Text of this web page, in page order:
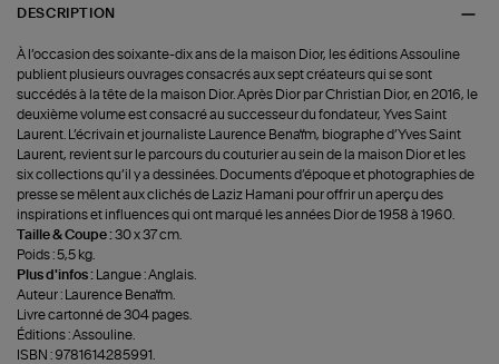
DESCRIPTION
À l’occasion des soixante-dix ans de la maison Dior, les éditions Assouline
publient plusieurs ouvrages consacrés aux sept créateurs qui se sont
succédés à la tête de la maison Dior. Après Dior par Christian Dior, en 2016, le
deuxième volume est consacré au successeur du fondateur, Yves Saint
Laurent. L’écrivain et journaliste Laurence Benaïm, biographe d’Yves Saint
Laurent, revient sur le parcours du couturier au sein de la maison Dior et les
six collections qu’il y a dessinées. Documents d’époque et photographies de
presse se mêlent aux clichés de Laziz Hamani pour offrir un aperçu des
inspirations et influences qui ont marqué les années Dior de 1958 à 1960.
Taille & Coupe :30 x 37 cm.
Poids : 5,5 kg.
Plus d'infos :
Langue : Anglais.
Auteur : Laurence Benaïm.
Livre cartonné de 304 pages.
Éditions : Assouline.
ISBN : 9781614285991.